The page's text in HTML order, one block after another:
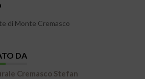
di Monte Cremasco
DA
Cremasco Stefan